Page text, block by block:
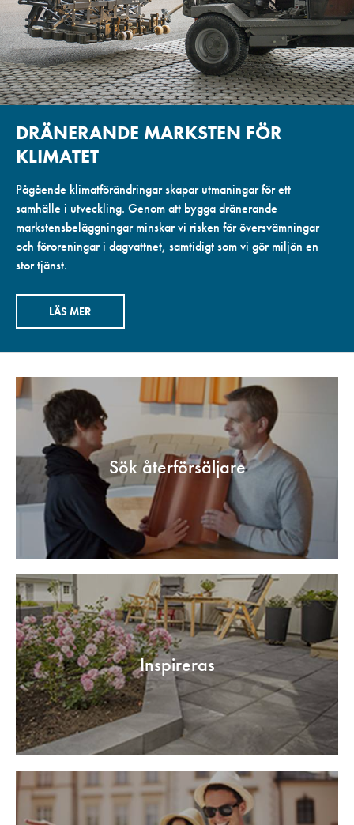
DRÄNERANDE MARKSTEN FÖR
KLIMATET
Pågående klimatförändringar skapar utmaningar för ett
samhälle i utveckling. Genom att bygga dränerande
markstensbeläggningar minskar vi risken för översvämningar
och föroreningar i dagvattnet, samtidigt som vi gör miljön en
stor tjänst.
LÄS MER
Sök återförsäljare
Inspireras